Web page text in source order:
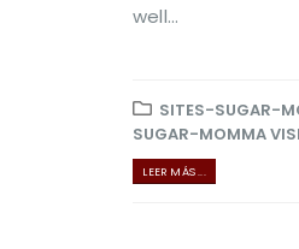
well...
SITES-SUGAR-
SUGAR-MOMMA
LEER MÁS ...